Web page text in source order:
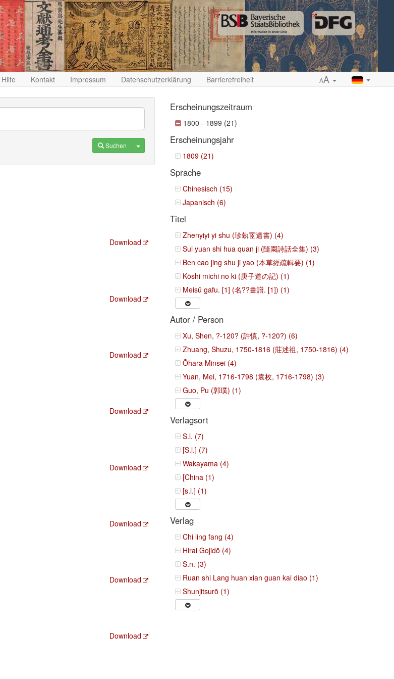
Hilfe Kontakt Impressum Datenschutzerklärung Barrierefreiheit AA
Suchen Toggle Dropdown
Download
Download
Download
Download
Download
Download
Download
Download
Erscheinungszeitraum
1800 - 1899 (21)
Erscheinungsjahr
1809 (21)
Sprache
Chinesisch (15)
Japanisch (6)
Titel
Zhenyiyi yi shu (珍埶宧遺書) (4)
Sui yuan shi hua quan ji (隨園詩話全集) (3)
Ben cao jing shu ji yao (本草經疏輯要) (1)
Kōshi michi no ki (庚子道の記) (1)
Meisū gafu. [1] (名??畫譜. [1]) (1)
Autor / Person
Xu, Shen, ?-120? (許慎, ?-120?) (6)
Zhuang, Shuzu, 1750-1816 (莊述祖, 1750-1816) (4)
Ōhara Minsei (4)
Yuan, Mei, 1716-1798 (袁枚, 1716-1798) (3)
Guo, Pu (郭璞) (1)
Verlagsort
S.l. (7)
[S.l.] (7)
Wakayama (4)
[China (1)
[s.l.] (1)
Verlag
Chi ling fang (4)
Hirai Gojidō (4)
S.n. (3)
Ruan shi Lang huan xian guan kai diao (1)
Shunjitsurō (1)